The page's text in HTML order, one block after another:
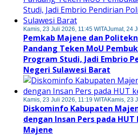
Kamis, 23 Juli 2026, 11:45 WITAJumat, 24
Pemkab Majene dan
Pandang Teken MoU
Program Studi, Jadi Embrio
Negeri Sulawesi Barat
Kamis, 23 Juli 2026, 11:19 WITAKamis, 23
Diskominfo Kabupaten
dengan Insan Pers pada HUT
Majene